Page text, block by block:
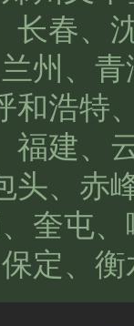
长春、
州、
和浩特
福建、
头、赤
奎屯
定、